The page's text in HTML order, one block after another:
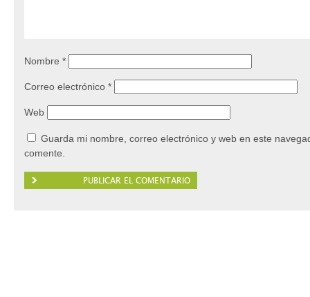
Nombre *
Correo electrónico *
Web
Guarda mi nombre, correo electrónico y web en este
comente.